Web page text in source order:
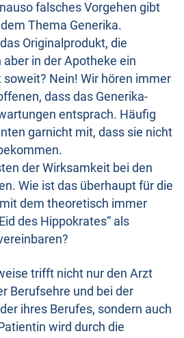
falsches Vorgehen gibt
Thema Generika.
Originalprodukt, die
in der Apotheke ein
soweit? Nein! Wir hören immer
dass das Generika-
entsprach. Häufig
garnicht mit, dass sie nicht
der Wirksamkeit bei den
Wie ist das überhaupt für die
dem theoretisch immer
des Hippokrates“ als
trifft nicht nur den Arzt
Berufsehre und bei der
ihres Berufes, sondern auch
wird durch die